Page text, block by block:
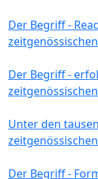
Der Begriff -
Der Begriff -
Unter den
Der Begriff -